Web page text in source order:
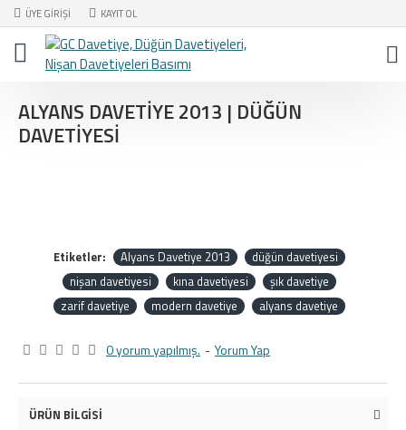
ÜYE GIRIŞI KAYIT OL
ALYANS DAVETIYE 2013 | DÜĞÜN
DAVETIYESI
Etiketler: Alyans Davetiye 2013
düğün davetiyesi
nişan davetiyesi
kına davetiyesi
şık davetiye
zarif davetiye
modern davetiye alyans davetiye
0 yorum yapılmış. - Yorum Yap
ÜRÜN BILGISI